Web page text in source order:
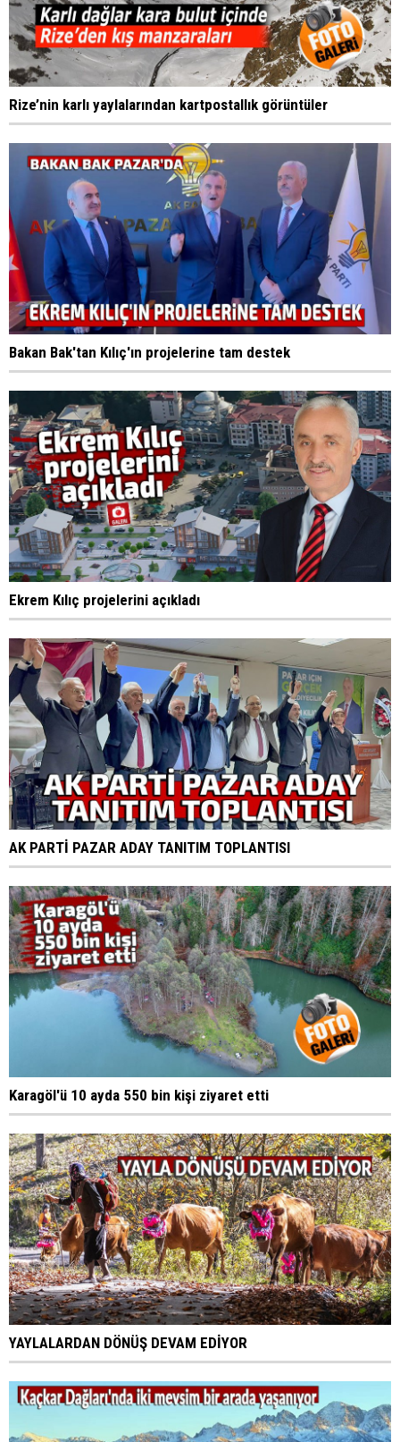
Rize’nin karlı yaylalarından kartpostallık görüntüler
Bakan Bak'tan Kılıç'ın projelerine tam destek
Ekrem Kılıç projelerini açıkladı
AK PARTİ PAZAR ADAY TANITIM TOPLANTISI
Karagöl'ü 10 ayda 550 bin kişi ziyaret etti
YAYLALARDAN DÖNÜŞ DEVAM EDİYOR